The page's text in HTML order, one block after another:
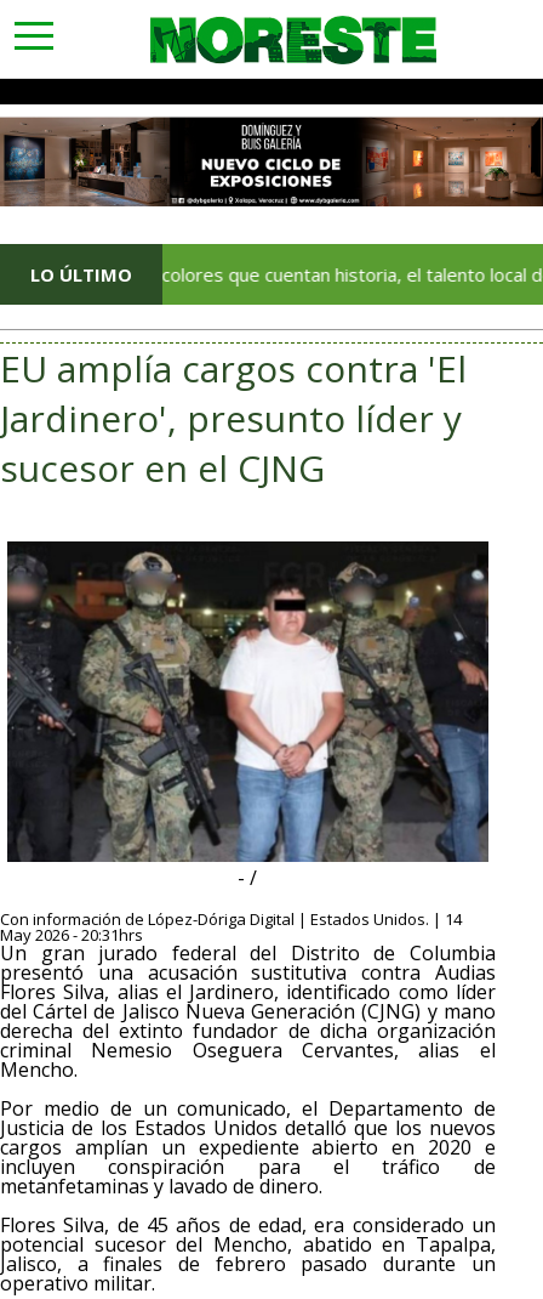
toggle
navigation
LO ÚLTIMO
Con colores que cuentan historia, el talento local deja
EU amplía cargos contra 'El
Jardinero', presunto líder y
sucesor en el CJNG
- /
Con información de López-Dóriga Digital | Estados Unidos. | 14
May 2026 - 20:31hrs
Un gran jurado federal del Distrito de Columbia
presentó una acusación sustitutiva contra Audias
Flores Silva, alias el Jardinero, identificado como líder
del Cártel de Jalisco Nueva Generación (CJNG) y mano
derecha del extinto fundador de dicha organización
criminal Nemesio Oseguera Cervantes, alias el
Mencho.
Por medio de un comunicado, el Departamento de
Justicia de los Estados Unidos detalló que los nuevos
cargos amplían un expediente abierto en 2020 e
incluyen conspiración para el tráfico de
metanfetaminas y lavado de dinero.
Flores Silva, de 45 años de edad, era considerado un
potencial sucesor del Mencho, abatido en Tapalpa,
Jalisco, a finales de febrero pasado durante un
operativo militar.